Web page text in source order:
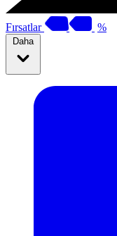
Fırsatlar %
Daha